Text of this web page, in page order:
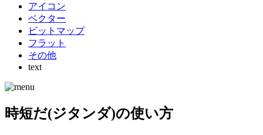
アイコン
ベクター
ビットマップ
フラット
その他
text
時短だ(ジタンダ)の使い方